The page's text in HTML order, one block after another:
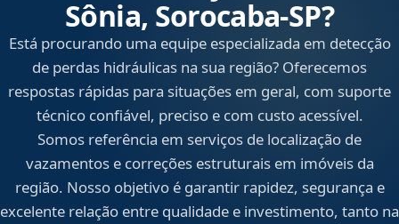
Sônia, Sorocaba‑SP?
Está procurando uma equipe especializada em detecção
de perdas hidráulicas na sua região? Oferecemos
respostas rápidas para situações em geral, com suporte
técnico confiável, preciso e com custo acessível.
Somos referência em serviços de localização de
vazamentos e correções estruturais em imóveis da
região. Nosso objetivo é garantir rapidez, segurança e
excelente relação entre qualidade e investimento, tanto na